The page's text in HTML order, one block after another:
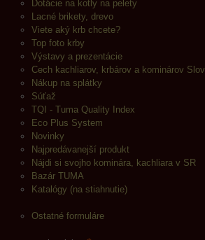
Dotácie na kotly na pelety
Lacné brikety, drevo
Viete aký krb chcete?
Top foto krby
Výstavy a prezentácie
Cech kachliarov, krbárov a kominárov
Nákup na splátky
Súťaž
TQI - Tuma Quality Index
Eco Plus System
Novinky
Najpredávanejší produkt
Nájdi si svojho kominára, kachliara v SR
Bazár TUMA
Katalógy (na stiahnutie)
Ostatné formuláre